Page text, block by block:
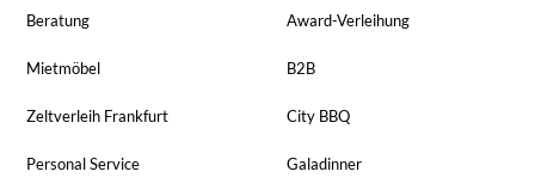
Beratung
Mietmöbel
Zeltverleih Frankfurt
Personal Service
Award-Verleihung
B2B
City BBQ
Galadinner